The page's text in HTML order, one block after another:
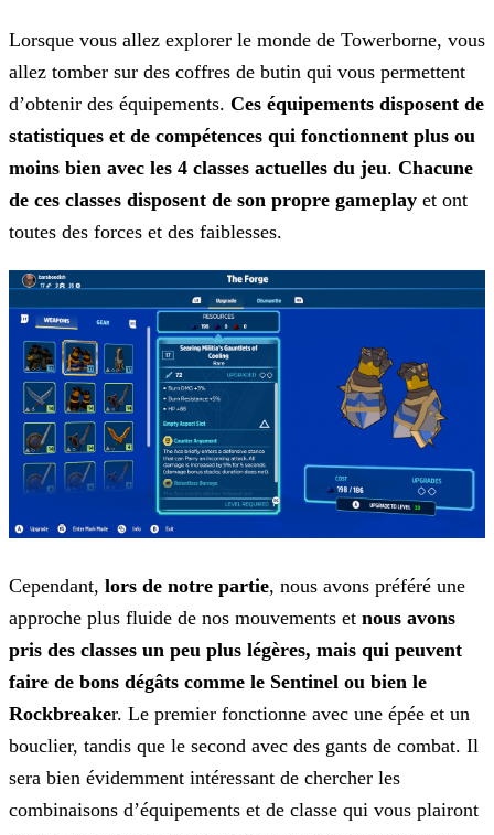
Lorsque vous allez explorer le monde de Towerborne, vous
allez tomber sur des coffres de butin qui vous permettent
d’obtenir des équipements. Ces équipements disposent de
statistiques et de compétences qui fonctionnent plus ou
moins bien avec les 4 classes actuelles du jeu. Chacune
de ces classes disposent de son propre gameplay et ont
toutes des forces et des faiblesses.
Cependant, lors de notre partie, nous avons préféré une
approche plus fluide de nos mouvements et nous avons
pris des classes un peu plus légères, mais qui peuvent
faire de bons dégâts comme le Sentinel ou bien le
Rockbreaker. Le premier fonctionne avec une épée et un
bouclier, tandis que le second avec des gants de combat. Il
sera bien évidemment intéressant de chercher les
combinaisons d’équipements et de classe qui vous plairont